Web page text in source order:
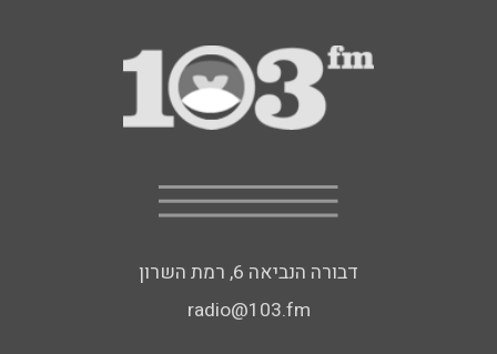
דבורה הנביאה 6, רמת השרון
radio@103.fm